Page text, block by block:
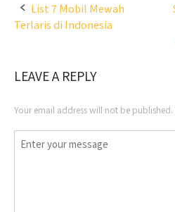
Post
List 7 Mobil Mewah
Terlaris di Indonesia
LEAVE A REPLY
Your email address will not be published.
Comment